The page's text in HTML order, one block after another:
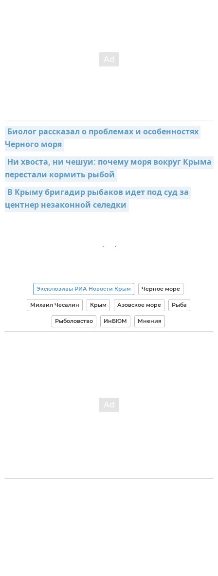
Биолог рассказал о проблемах и особенностях
Черного моря
Ни хвоста, ни чешуи: почему моря вокруг Крыма
перестали кормить рыбой
В Крыму бригадир рыбаков идет под суд за
центнер незаконной селедки
Эксклюзивы РИА Новости Крым Черное море
Михаил Чесалин Крым Азовское море Рыба
Рыболовство ИнБЮМ Мнения